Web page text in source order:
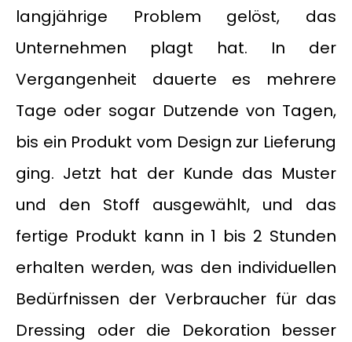
langjährige Problem gelöst, das
Unternehmen plagt hat. In der
Vergangenheit dauerte es mehrere
Tage oder sogar Dutzende von Tagen,
bis ein Produkt vom Design zur Lieferung
ging. Jetzt hat der Kunde das Muster
und den Stoff ausgewählt, und das
fertige Produkt kann in 1 bis 2 Stunden
erhalten werden, was den individuellen
Bedürfnissen der Verbraucher für das
Dressing oder die Dekoration besser